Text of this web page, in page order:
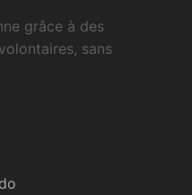
grâce à des
sans